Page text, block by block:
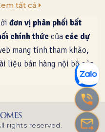
tất cả
đơn vị phân phối bất
chính thức của các dự
mang tính tham khảo,
liệu bán hàng nội bộ của
rights reserved.